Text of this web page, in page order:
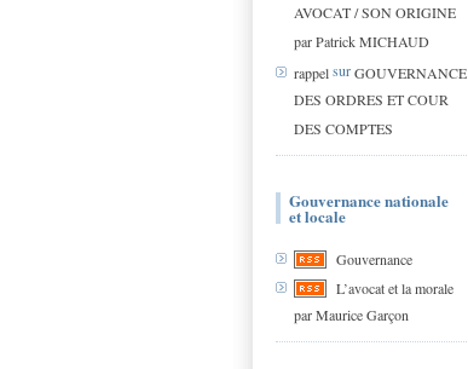
AVOCAT / SON ORIGINE
par Patrick MICHAUD
rappelsurGOUVERNANCE
DES ORDRES ET COUR
DES COMPTES
Gouvernance nationale
et locale
Gouvernance
L’avocat et la morale
par Maurice Garçon